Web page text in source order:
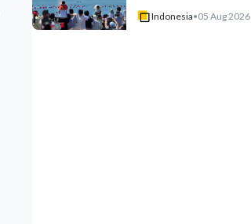
Indonesia•05 Aug 2026